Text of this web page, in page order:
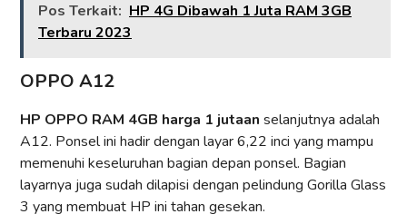
Pos Terkait: HP 4G Dibawah 1 Juta RAM 3GB
Terbaru 2023
OPPO A12
HP OPPO RAM 4GB harga 1 jutaan selanjutnya adalah
A12. Ponsel ini hadir dengan layar 6,22 inci yang mampu
memenuhi keseluruhan bagian depan ponsel. Bagian
layarnya juga sudah dilapisi dengan pelindung Gorilla Glass
3 yang membuat HP ini tahan gesekan.